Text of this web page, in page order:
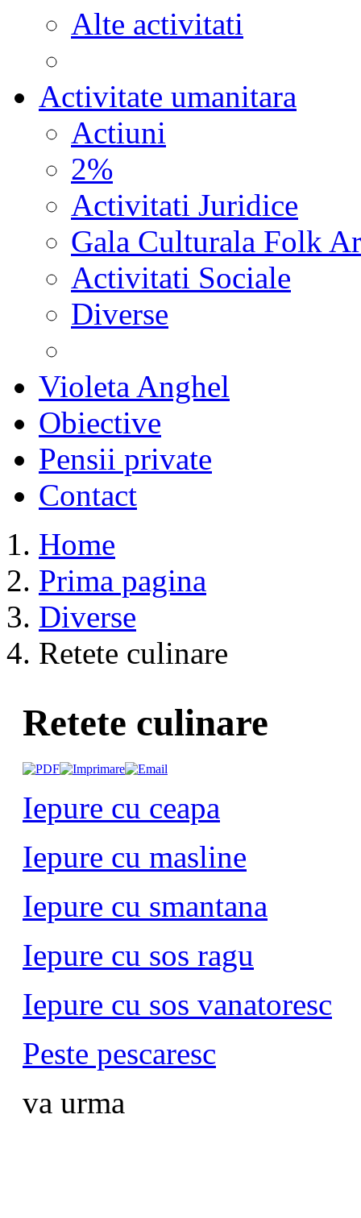
Alte activitati
Activitate umanitara
Actiuni
2%
Activitati Juridice
Gala Culturala Folk
Activitati Sociale
Diverse
Violeta Anghel
Obiective
Pensii private
Contact
Home
Prima pagina
Diverse
Retete culinare
Retete culinare
Iepure cu ceapa
Iepure cu masline
Iepure cu smantana
Iepure cu sos ragu
Iepure cu sos vanatoresc
Peste pescaresc
va urma